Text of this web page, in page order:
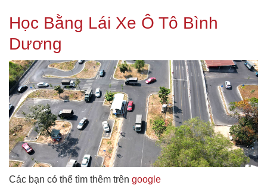
Học Bằng Lái Xe Ô Tô Bình
Dương
Các bạn có thể tìm thêm trên google